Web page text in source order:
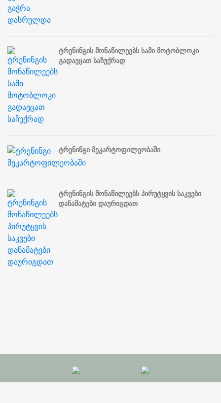
ტრენინგის მონაწილეებს სამი მოტობლოკი
გადაეცათ საჩუქრად
ტრენინგი მეკარტოფილეობაში
ტრენინგის მონაწილეებს პირუტყვის საკვები
დანამატები დაურიგდათ